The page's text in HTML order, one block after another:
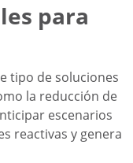
para
tipo de soluciones
la reducción de
escenarios
reactivas y genera